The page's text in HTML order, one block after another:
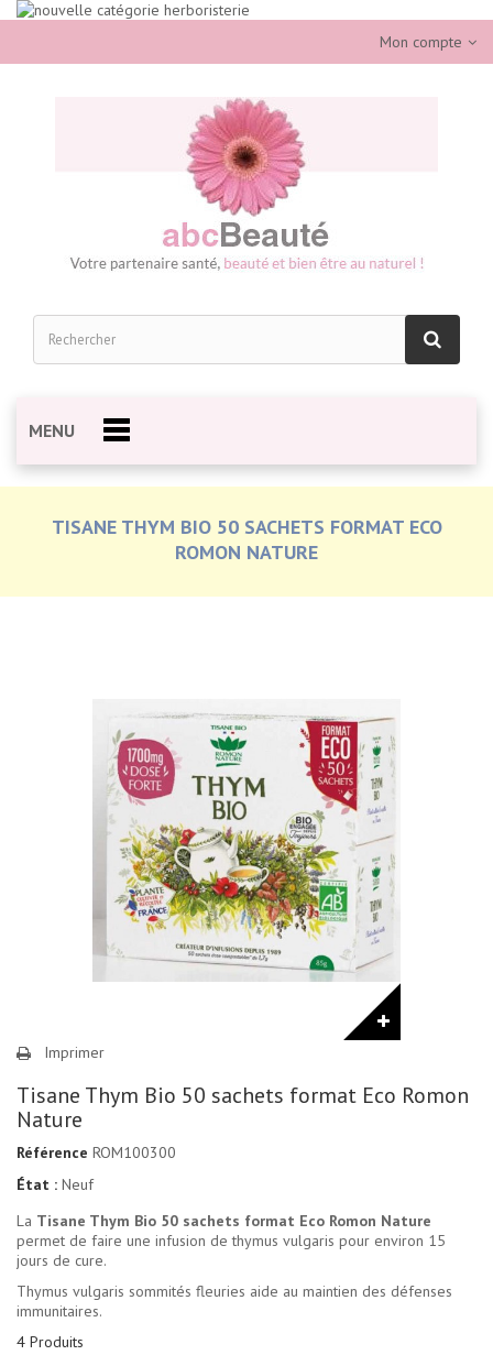
Mon compte
MENU
TISANE THYM BIO 50 SACHETS FORMAT ECO
ROMON NATURE
Imprimer
Tisane Thym Bio 50 sachets format Eco Romon
Nature
Référence ROM100300
État : Neuf
La Tisane Thym Bio 50 sachets format Eco Romon Nature
permet de faire une infusion de thymus vulgaris pour environ 15
jours de cure.
Thymus vulgaris sommités fleuries aide au maintien des défenses
immunitaires.
4 Produits